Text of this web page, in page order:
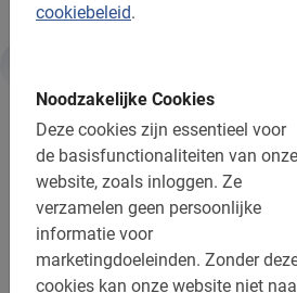
cookiebeleid.
Noodzakelijke Cookies
Deze cookies zijn essentieel voor
de basisfunctionaliteiten van onze
website, zoals inloggen. Ze
verzamelen geen persoonlijke
informatie voor
marketingdoeleinden. Zonder
cookies kan onze website niet
Informatie
Belangrijk om te weten:
Reserveren is verplicht
De betaling is vooraf via de
Gratis wijzigen of annuleren tot